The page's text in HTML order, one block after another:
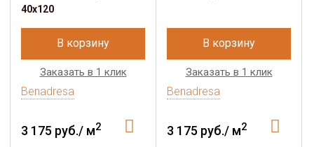
40х120
В корзину
Заказать в 1 клик
Benadresa
3 175 руб./ м2
В корзину
Заказать в 1 клик
Benadresa
3 175 руб./ м2